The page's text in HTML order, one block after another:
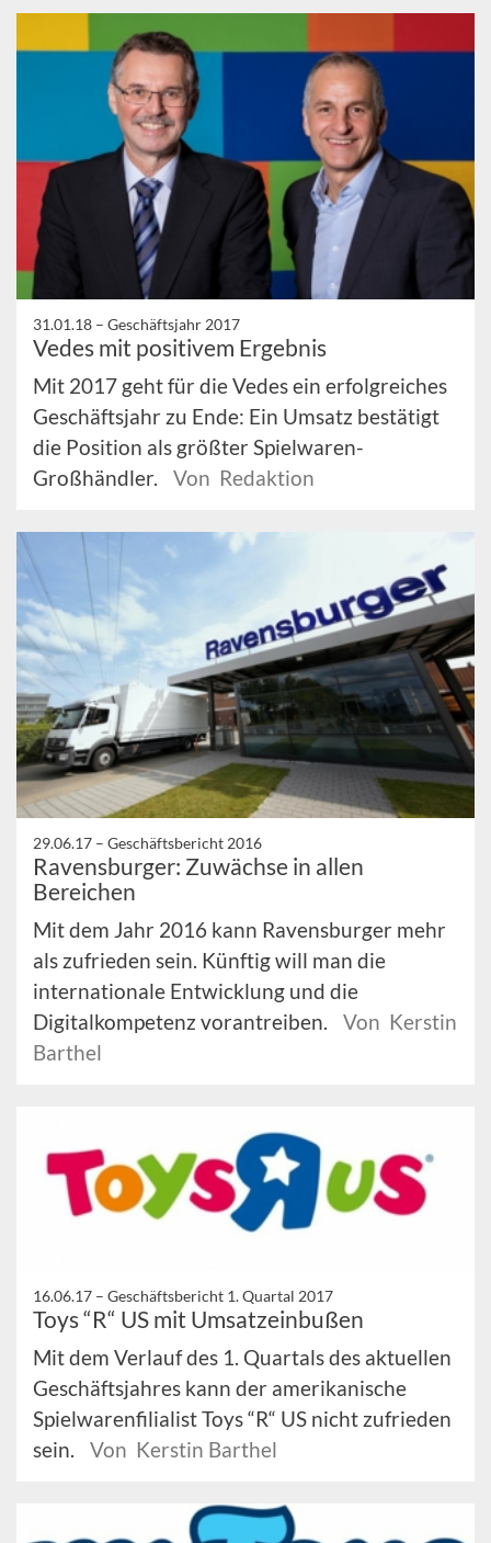
31.01.18 – Geschäftsjahr 2017
Vedes mit positivem Ergebnis
Mit 2017 geht für die Vedes ein erfolgreiches
Geschäftsjahr zu Ende: Ein Umsatz bestätigt
die Position als größter Spielwaren-
Großhändler.
Von Redaktion
29.06.17 – Geschäftsbericht 2016
Ravensburger: Zuwächse in allen
Bereichen
Mit dem Jahr 2016 kann Ravensburger mehr
als zufrieden sein. Künftig will man die
internationale Entwicklung und die
Digitalkompetenz vorantreiben.
Von Kerstin
Barthel
16.06.17 – Geschäftsbericht 1. Quartal 2017
Toys “R“ US mit Umsatzeinbußen
Mit dem Verlauf des 1. Quartals des aktuellen
Geschäftsjahres kann der amerikanische
Spielwarenfilialist Toys “R“ US nicht zufrieden
sein.
Von Kerstin Barthel